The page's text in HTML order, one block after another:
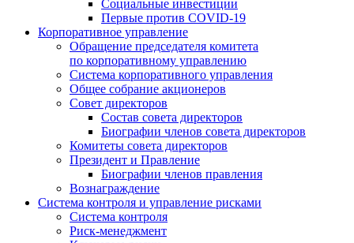
Социальные инвестиции
Первые против COVID‑19
Корпоративное управление
Обращение председателя комитета
по корпоративному управлению
Система корпоративного управления
Общее собрание акционеров
Совет директоров
Состав совета директоров
Биографии членов совета директоров
Комитеты совета директоров
Президент и Правление
Биографии членов правления
Вознаграждение
Система контроля и управление рисками
Система контроля
Риск-менеджмент